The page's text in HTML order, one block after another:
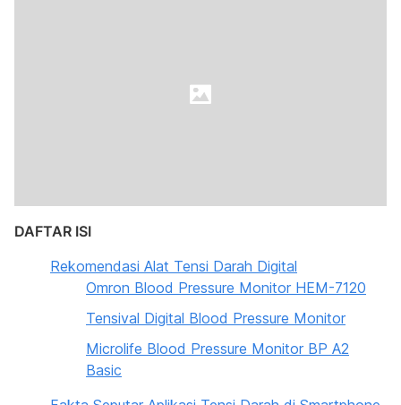
DAFTAR ISI
Rekomendasi Alat Tensi Darah Digital
Omron Blood Pressure Monitor HEM-7120
Tensival Digital Blood Pressure Monitor
Microlife Blood Pressure Monitor BP A2
Basic